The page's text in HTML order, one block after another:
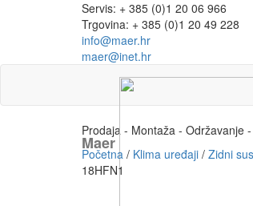
Servis: + 385 (0)1 20 06 966
Trgovina: + 385 (0)1 20 49 228
info@maer.hr
maer@inet.hr
Maer
Prodaja - Montaža - Održavanje
Početna / Klima uređaji / Zidni
18HFN1